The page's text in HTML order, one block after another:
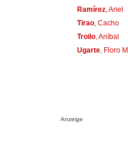
Ramírez, Ariel
Tirao, Cacho
Troilo, Aníbal
Ugarte, Floro M.
Anzeige